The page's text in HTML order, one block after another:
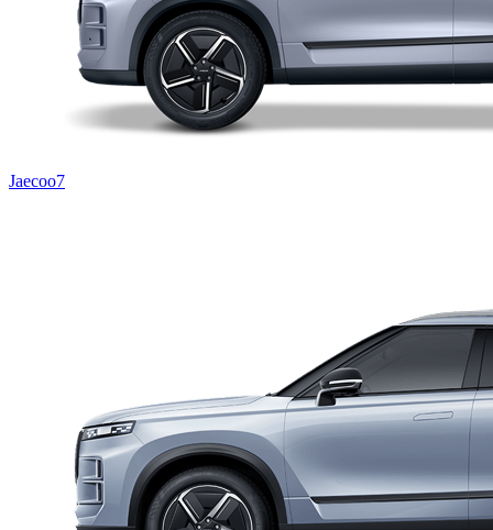
Jaecoo7